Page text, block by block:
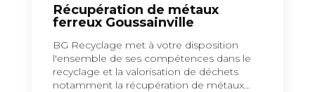
Récupération de métaux
ferreux Goussainville
BG Recyclage met à votre disposition
l'ensemble de ses compétences dans le
recyclage et la valorisation de déchets
notamment la récupération de métaux...